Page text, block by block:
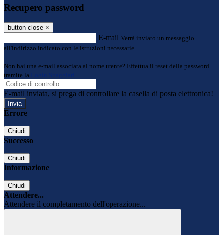
Recupero password
button close ×
E-mail Verrà inviato un messaggio
all'indirizzo indicato con le istruzioni necessarie.
Non hai una e-mail associata al nome utente? Effettua il reset della password
tramite la
Login Spaggiari
E-mail inviata, si prega di controllare la casella di posta elettronica!
Errore
Chiudi
Successo
Chiudi
Informazione
Chiudi
Attendere...
Attendere il completamento dell'operazione...